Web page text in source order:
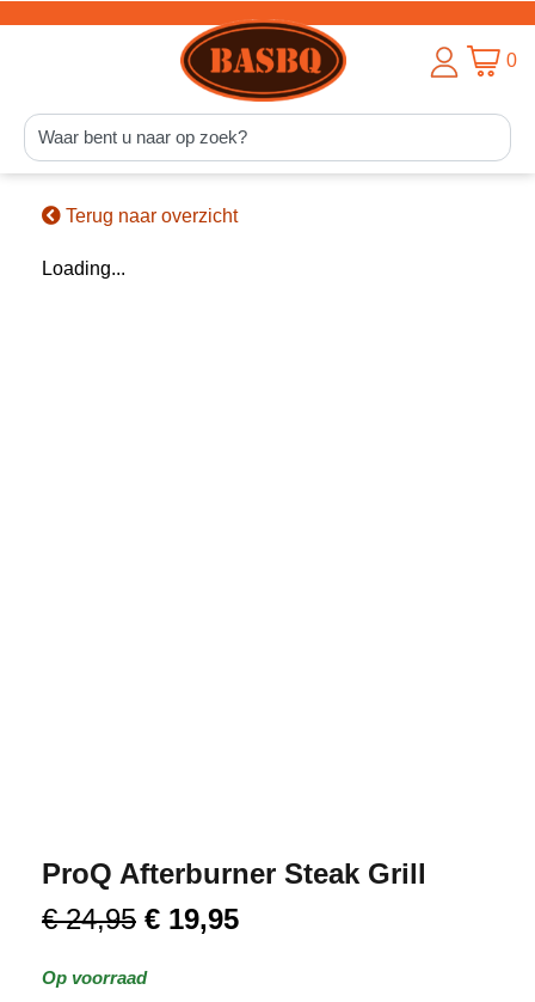
0
Terug naar overzicht
Loading...
ProQ Afterburner Steak Grill
€24,95 € 19,95
Op voorraad